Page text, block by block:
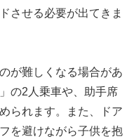
させる必要が出てきま
が難しくなる場合があ
の2人乗車や、助手席
られます。また、ドア
を避けながら子供を抱